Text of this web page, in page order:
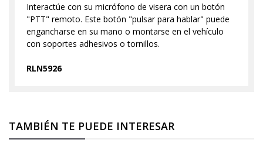
Interactúe con su micrófono de visera con un botón
"PTT" remoto. Este botón "pulsar para hablar" puede
engancharse en su mano o montarse en el vehículo
con soportes adhesivos o tornillos.
RLN5926
TAMBIÉN TE PUEDE INTERESAR